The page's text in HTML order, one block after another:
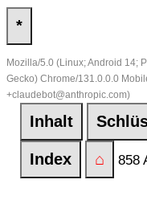
*
Mozilla/5.0 (Linux; Android 14;
Gecko) Chrome/131.0.0.0
+claudebot@anthropic.com)
Inhalt
Index ⌂ 858